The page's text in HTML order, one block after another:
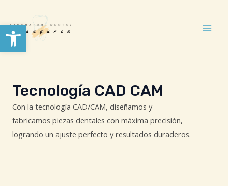
Abrir barra de herramientas
contenido
Tecnología CAD CAM
Con la tecnología CAD/CAM, diseñamos y
fabricamos piezas dentales con máxima precisión,
logrando un ajuste perfecto y resultados duraderos.